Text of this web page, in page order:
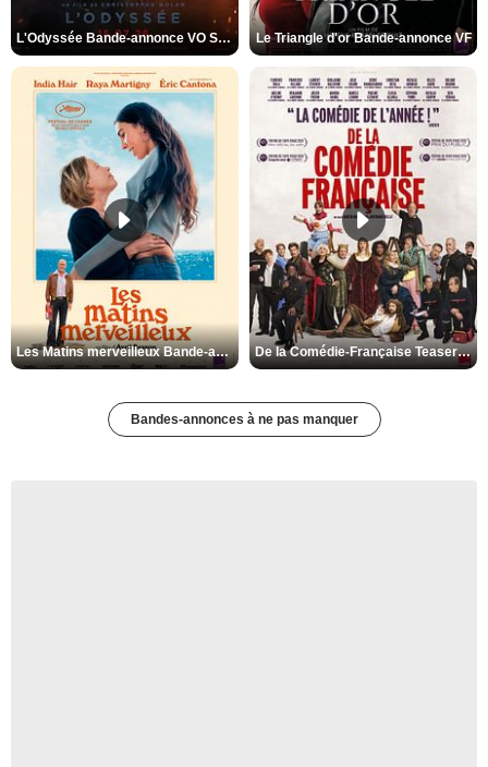
L'Odyssée Bande-annonce VO STFR Le Triangle d'or Bande-annonce VF
Les Matins merveilleux Bande-annonce VF De la Comédie-Française Teaser VF
Bandes-annonces à ne pas manquer